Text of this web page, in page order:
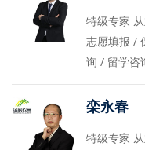
特级专家
志愿填报 /
询 / 留学咨
栾永春
特级专家